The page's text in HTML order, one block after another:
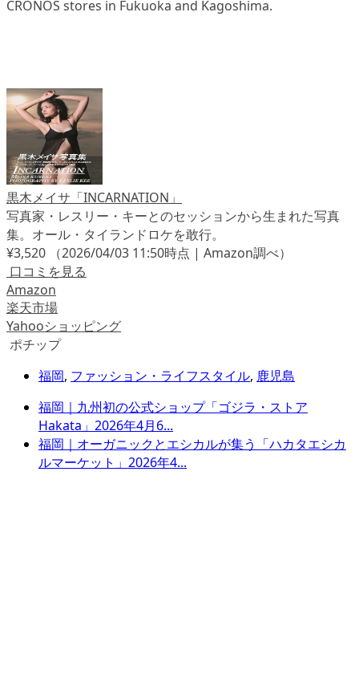
CRONOS stores in Fukuoka and Kagoshima.
黒木メイサ「INCARNATION」
写真家・レスリー・キーとのセッションから生まれた写真
集。オール・タイランドロケを敢行。
¥3,520
（2026/04/03 11:50時点 | Amazon調べ）
口コミを見る
Amazon
楽天市場
Yahooショッピング
ポチップ
福岡, ファッション・ライフスタイル, 鹿児島
福岡｜九州初の公式ショップ「ゴジラ・ストア
Hakata」2026年4月6...
福岡｜オーガニックとエシカルが集う「ハカタエシカ
ルマーケット」2026年4...